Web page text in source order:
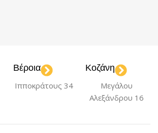
Βέροια
Ιπποκράτους 34
Κοζάνη
Μεγάλου
Αλεξάνδρου 16